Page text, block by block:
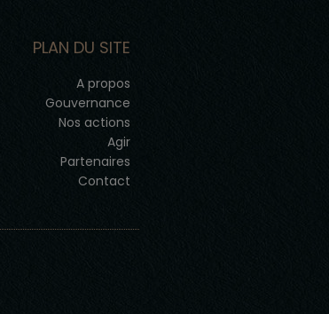
PLAN DU SITE
A propos
Gouvernance
Nos actions
Agir
Partenaires
Contact